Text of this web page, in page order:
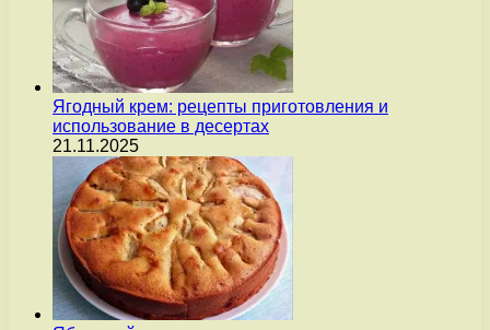
Ягодный крем: рецепты приготовления и
использование в десертах
21.11.2025